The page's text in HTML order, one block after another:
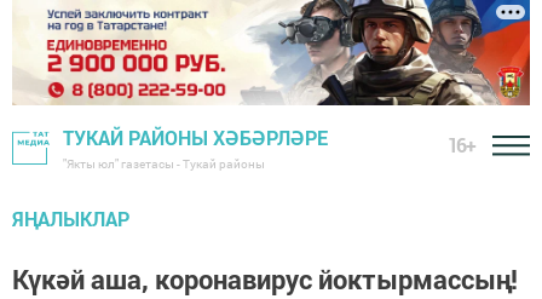
ТУКАЙ РАЙОНЫ ХӘБӘРЛӘРЕ
"Якты юл" газетасы - Тукай районы
16+
ЯҢАЛЫКЛАР
Күкәй аша, коронавирус йоктырмассың!